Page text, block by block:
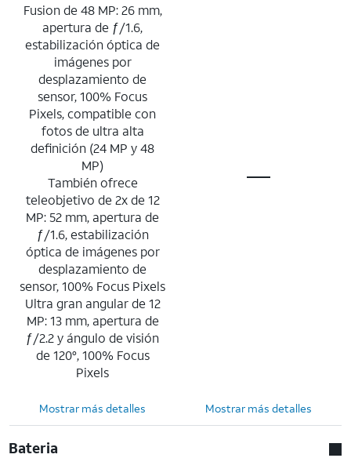
Fusion de 48 MP: 26 mm,
apertura de ƒ/1.6,
estabilización óptica de
imágenes por
desplazamiento de
sensor, 100% Focus
Pixels, compatible con
fotos de ultra alta
definición (24 MP y 48
MP)
También ofrece
teleobjetivo de 2x de 12
MP: 52 mm, apertura de
ƒ/1.6, estabilización
óptica de imágenes por
desplazamiento de
sensor, 100% Focus Pixels
Ultra gran angular de 12
MP: 13 mm, apertura de
ƒ/2.2 y ángulo de visión
de 120°, 100% Focus
Pixels
Mostrar más detalles Mostrar más detalles
Bateria